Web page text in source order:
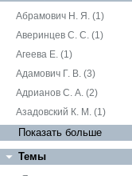
Абрамович Н. Я. (1)
Аверинцев С. С. (1)
Агеева Е. (1)
Адамович Г. В. (3)
Адрианов С. А. (2)
Азадовский К. М. (1)
Показать больше
Темы